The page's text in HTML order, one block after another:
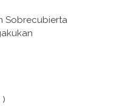
Sobrecubierta
)